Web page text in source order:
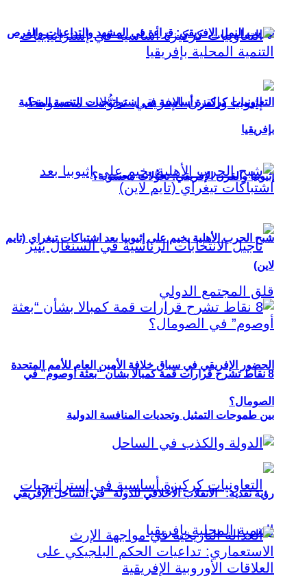
تهريب النمل الإفريقي: قراءة في المشهد والتداعيات والفرص
إثيوبيا والقرن الإفريقي: تحوُّلات محسوبة؟
الحضور الإفريقي في سباق خلافة الأمين العام للأمم المتحدة
بين طموحات التمثيل وتحديات المنافسة الدولية
التعاونيات كركيزة أساسية في إستراتيجيات التنمية المحلية
بإفريقيا
شبح الحرب الأهلية يخيم على إثيوبيا بعد اشتباكات تيغراي (تايم
لاين)
8 نقاط تشرح قرارات قمة كمبالا بشأن “بعثة أوصوم” في
الصومال؟
رؤية نقدية: “الانقلاب الأخلاقي للدولة” في الساحل الإفريقي